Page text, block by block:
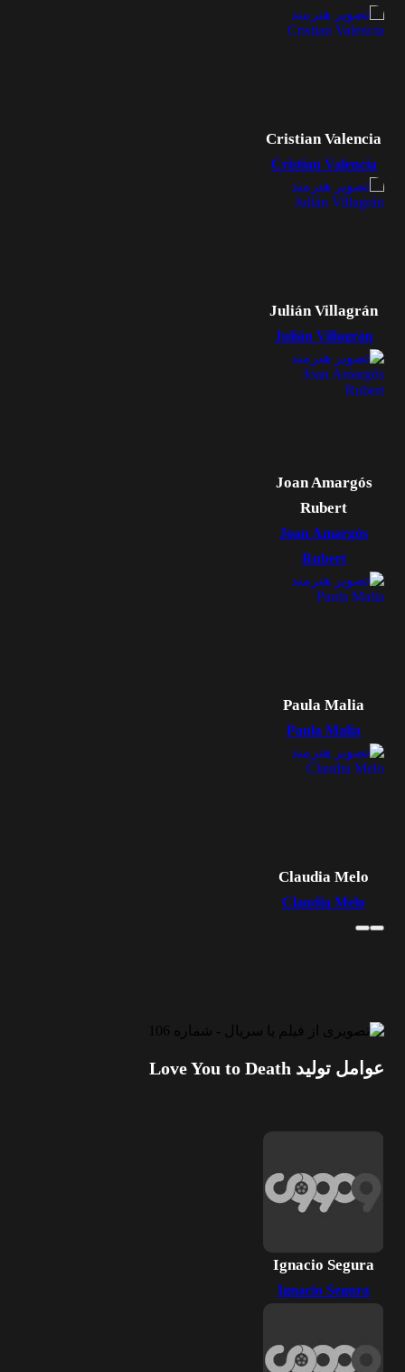
Cristian Valencia
Cristian Valencia
Julián Villagrán
Julián Villagrán
Joan Amargós
Rubert
Joan Amargós
Rubert
Paula Malia
Paula Malia
Claudia Melo
Claudia Melo
عوامل تولید Love You to Death
Ignacio Segura
Ignacio Segura